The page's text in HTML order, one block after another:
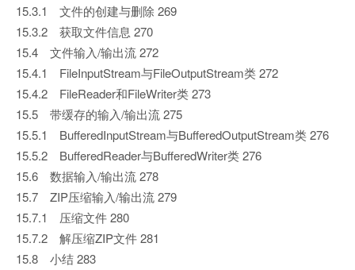
15.3.1 文件的创建与删除 269
15.3.2 获取文件信息 270
15.4 文件输入/输出流 272
15.4.1 FileInputStream与FileOutputStream类 272
15.4.2 FileReader和FileWriter类 273
15.5 带缓存的输入/输出流 275
15.5.1 BufferedInputStream与BufferedOutputStream类 276
15.5.2 BufferedReader与BufferedWriter类 276
15.6 数据输入/输出流 278
15.7 ZIP压缩输入/输出流 279
15.7.1 压缩文件 280
15.7.2 解压缩ZIP文件 281
15.8 小结 283